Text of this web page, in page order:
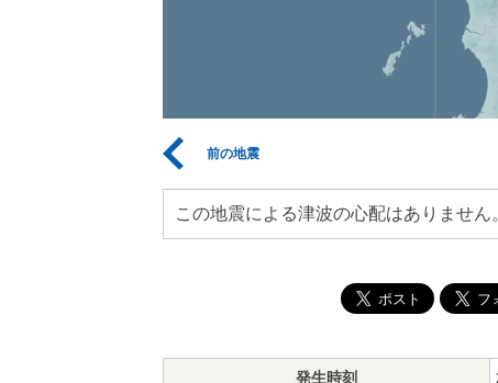
前の地震
この地震による津波の心配はありません
発生時刻